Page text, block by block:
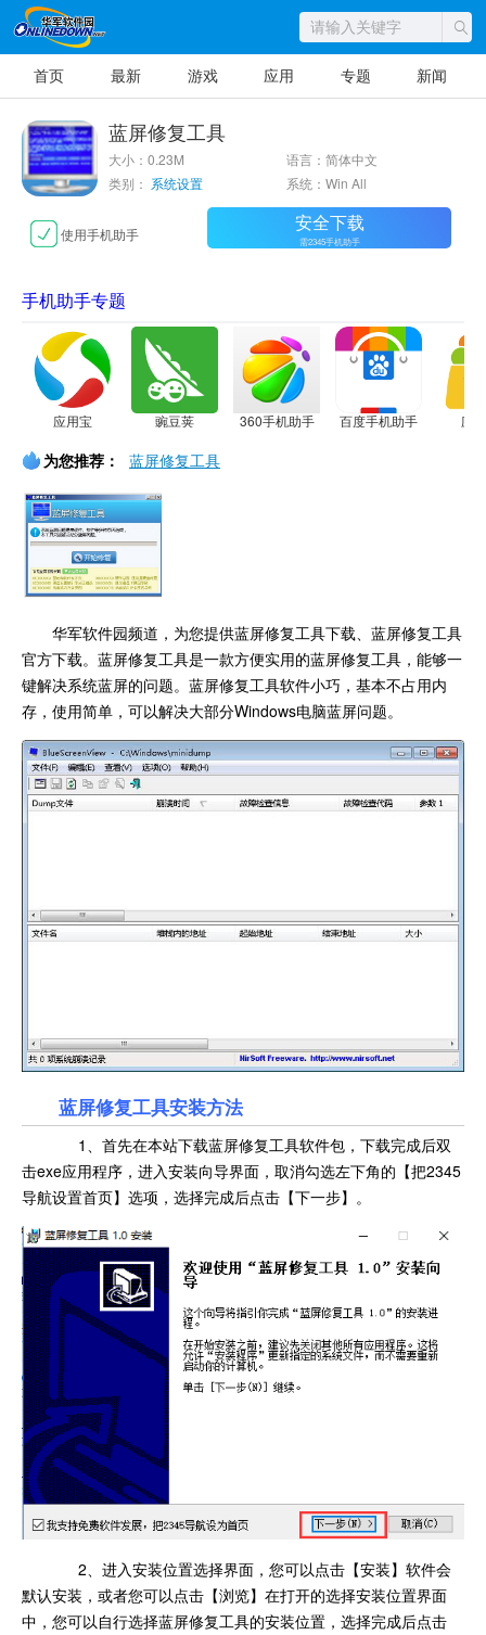
首页 最新 游戏 应用 专题 新闻
蓝屏修复工具
大小：0.23M
语言：简体中文
类别： 系统设置 系统：Win All
使用手机助手 安全下载
需2345手机助手
手机助手专题
应用宝 豌豆荚 360手机助手 百度手机助手 应
为您推荐： 蓝屏修复工具
华军软件园频道，为您提供蓝屏修复工具下载、蓝屏修复工具
官方下载。蓝屏修复工具是一款方便实用的蓝屏修复工具，能够一
键解决系统蓝屏的问题。蓝屏修复工具软件小巧，基本不占用内
存，使用简单，可以解决大部分Windows电脑蓝屏问题。
蓝屏修复工具安装方法
1、首先在本站下载蓝屏修复工具软件包，下载完成后双
击exe应用程序，进入安装向导界面，取消勾选左下角的【把2345
导航设置首页】选项，选择完成后点击【下一步】。
2、进入安装位置选择界面，您可以点击【安装】软件会
默认安装，或者您可以点击【浏览】在打开的选择安装位置界面
中，您可以自行选择蓝屏修复工具的安装位置，选择完成后点击